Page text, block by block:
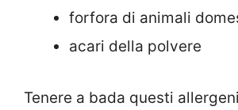
forfora di animali
acari della polvere
Tenere a bada questi